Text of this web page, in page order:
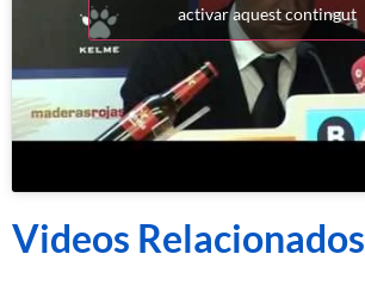
activar aquest contingut
Videos Relacionados